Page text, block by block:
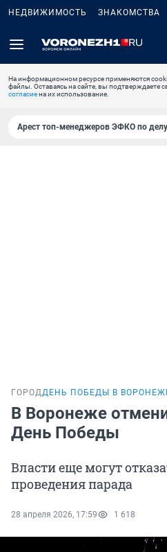
НЕДВИЖИМОСТЬ ЗНАКОМСТВА
На информационном ресурсе применяются
файлы. Оставаясь на сайте, вы подтверждаете
согласиена их использование.
Арест топ-менеджеров ЭФКО по
ГОРОДДЕНЬ ПОБЕДЫ В
В Воронеже
День Победы
Власти еще могут
проведения парада
28 апреля 2026, 17:59 1 618